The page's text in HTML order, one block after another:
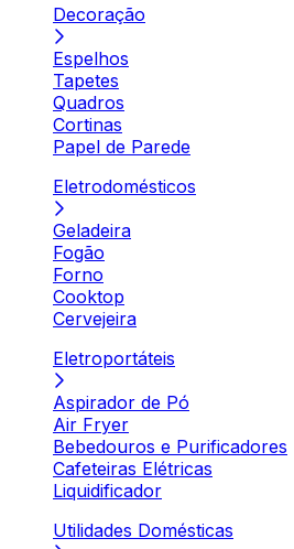
Decoração
Espelhos
Tapetes
Quadros
Cortinas
Papel de Parede
Eletrodomésticos
Geladeira
Fogão
Forno
Cooktop
Cervejeira
Eletroportáteis
Aspirador de Pó
Air Fryer
Bebedouros e Purificadores
Cafeteiras Elétricas
Liquidificador
Utilidades Domésticas